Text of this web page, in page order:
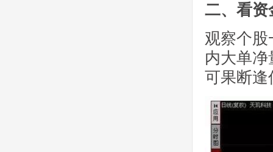
二、看资
观察个
内大单
可果断逢